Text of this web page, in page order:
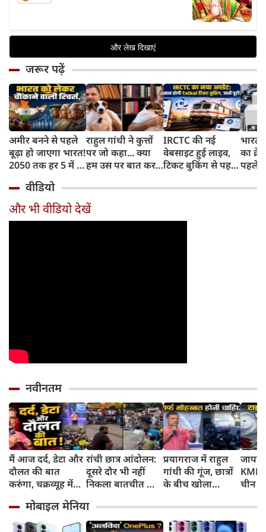
जरूर पढ़ें
अमीर बनने से पहले
बूढ़ा हो जाएगा भारत!
2050 तक हर 5 में 1
साल से ज्यादा उम्र का
राहुल गांधी ने कुत्तों
पर जो कहा... क्या
हम उस पर बात कर
IRCTC की नई
वेबसाइट हुई लाइव,
टिकट बुकिंग से पहले
काम, जानें पूरा
भारत
का
पहले
और
वीडियो
और भी वीडियो देखें
नवीनतम
मैं आज दर्द, डेटा और
दौलत की बात
करुंगा, चक्रव्यूह में
रील नशा है, छात्रों की
गूंज में बोले राहुल
रांची छात्र आंदोलन:
दूसरे दौर भी नहीं
निकला बातचीत का
जयराम महतो ने
किया अनशन का
प्रयागराज में राहुल
गांधी की गूंज, छात्रों
के बीच खोला
दरवाजों' का सच
चीन
में
स्कूल
मोबाइल मेनिया